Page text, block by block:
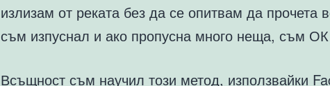
излизам от реката без да се опитвам да прочета
съм изпуснал и ако пропусна много неща, съм ОК
Всъщност съм научил този метод, използвайки